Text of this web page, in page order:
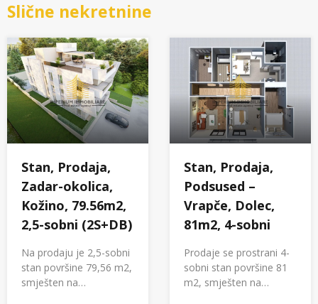
Slične nekretnine
Stan, Prodaja,
Zadar-okolica,
Kožino, 79.56m2,
2,5-sobni (2S+DB)
Na prodaju je 2,5-sobni
stan površine 79,56 m2,
smješten na…
Stan, Prodaja,
Podsused –
Vrapče, Dolec,
81m2, 4-sobni
Prodaje se prostrani 4-
sobni stan površine 81
m2, smješten na…